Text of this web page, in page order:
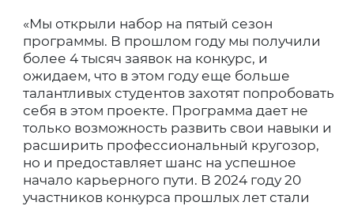
«Мы открыли набор на пятый сезон
программы. В прошлом году мы получили
более 4 тысяч заявок на конкурс, и
ожидаем, что в этом году еще больше
талантливых студентов захотят попробовать
себя в этом проекте. Программа дает не
только возможность развить свои навыки и
расширить профессиональный кругозор,
но и предоставляет шанс на успешное
начало карьерного пути. В 2024 году 20
участников конкурса прошлых лет стали